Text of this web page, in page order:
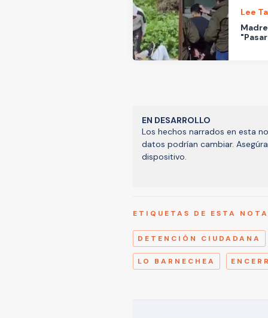
Lee
EN DESARROLLO
Los hechos narrados en esta
datos podrían cambiar.
dispositivo.
ETIQUETAS DE ESTA NOTA
DETENCIÓN CIUDADANA
LO BARNECHEA